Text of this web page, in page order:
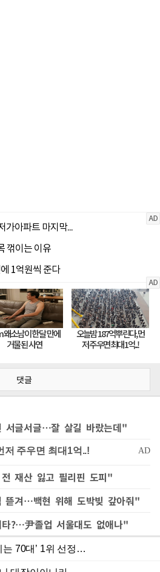
댓글
서글서글…잘 살길 바랐는데"
재산 잃고 필리핀 도피"
뜯겨…백현 위해 도박빚 갚아줘"
?…尹졸업 서울대도 없애나"